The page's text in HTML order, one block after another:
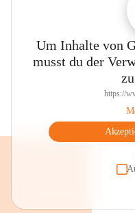
Um Inhalte von
musst du der
https://